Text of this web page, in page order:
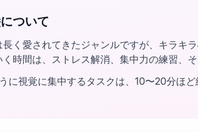
ついて
く愛されてきたジャンルですが、キラキ
時間は、ストレス解消、集中力の練習、
に視覚に集中するタスクは、10〜20分ほ